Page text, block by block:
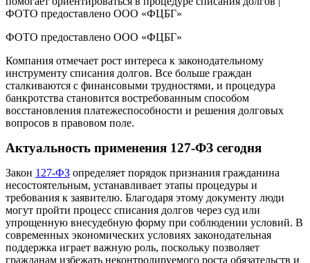
ФОТО предоставлено ООО «ФЦБГ»
Компания отмечает рост интереса к законодательному
инструменту списания долгов. Все больше граждан
сталкиваются с финансовыми трудностями, и процедура
банкротства становится востребованным способом
восстановления платежеспособности и решения долговых
вопросов в правовом поле.
Актуальность применения 127-ФЗ сегодня
Закон 127-ФЗ определяет порядок признания гражданина
несостоятельным, устанавливает этапы процедуры и
требования к заявителю. Благодаря этому документу люди
могут пройти процесс списания долгов через суд или
упрощенную внесудебную форму при соблюдении условий. В
современных экономических условиях законодательная
поддержка играет важную роль, поскольку позволяет
гражданам избежать неконтролируемого роста обязательств и